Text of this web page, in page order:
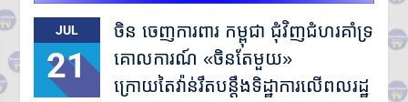
JUL
21
ចិន ចេញការពារ កម្ពុជា ជុំវិញជំហរគាំទ្រ
គោលការណ៍ «ចិនតែមួយ»
ក្រោយតៃវ៉ាន់រឹតបន្តឹងទិដ្ឋាការលើពលរដ្ឋ